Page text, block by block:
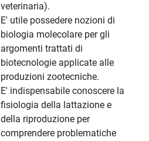
veterinaria).
E' utile possedere nozioni di
biologia molecolare per gli
argomenti trattati di
biotecnologie applicate alle
produzioni zootecniche.
E' indispensabile conoscere la
fisiologia della lattazione e
della riproduzione per
comprendere problematiche